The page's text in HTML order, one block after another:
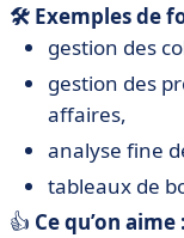
🛠️ Exemples de
gestion des
gestion des
affaires,
analyse fine
tableaux de
👍 Ce qu’on aime :